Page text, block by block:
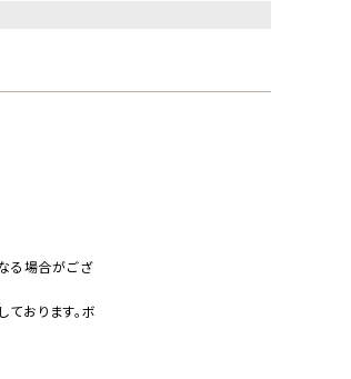
る場合がござ
おります。ボ